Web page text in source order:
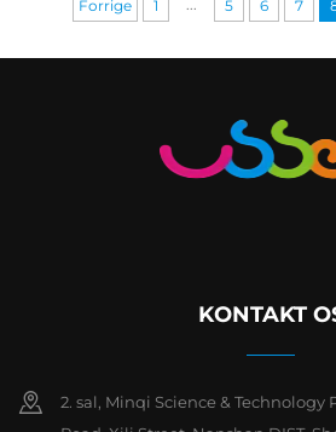
Forrige 1 ... 5 6 7
KONTAKT
2. sal, Minqi Science & Technology